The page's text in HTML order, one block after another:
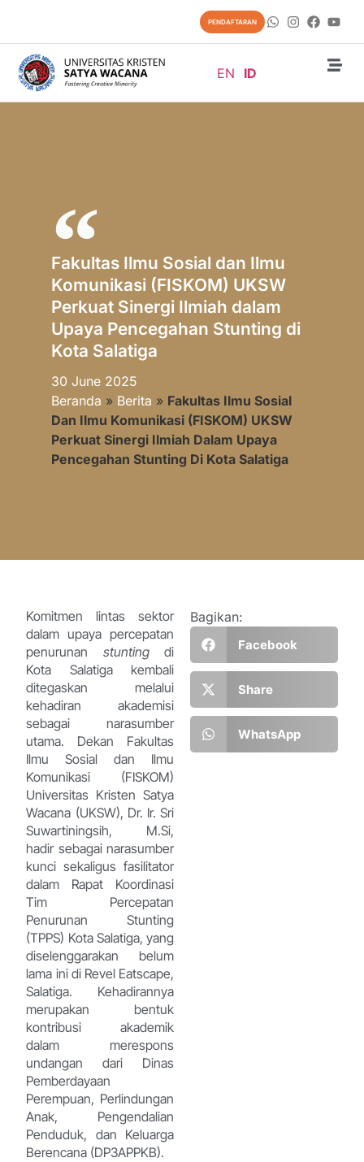
PENDAFTARAN
EN ID
Fakultas Ilmu Sosial dan Ilmu
Komunikasi (FISKOM) UKSW
Perkuat Sinergi Ilmiah dalam
Upaya Pencegahan Stunting di
Kota Salatiga
30 June 2025
Beranda » Berita » Fakultas Ilmu Sosial
Dan Ilmu Komunikasi (FISKOM) UKSW
Perkuat Sinergi Ilmiah Dalam Upaya
Pencegahan Stunting Di Kota Salatiga
Komitmen lintas sektor
dalam upaya percepatan
penurunan stuntingdi
Kota Salatiga kembali
ditegaskan melalui
kehadiran akademisi
sebagai narasumber
utama. Dekan Fakultas
Ilmu Sosial dan Ilmu
Komunikasi (FISKOM)
Universitas Kristen Satya
Wacana (UKSW), Dr. Ir. Sri
Suwartiningsih, M.Si,
hadir sebagai narasumber
kunci sekaligus fasilitator
dalam Rapat Koordinasi
Tim Percepatan
Penurunan Stunting
(TPPS) Kota Salatiga, yang
diselenggarakan belum
lama ini di Revel Eatscape,
Salatiga. Kehadirannya
merupakan bentuk
kontribusi akademik
dalam merespons
undangan dari Dinas
Pemberdayaan
Perempuan, Perlindungan
Anak, Pengendalian
Penduduk, dan Keluarga
Berencana (DP3APPKB).
Bagikan:
Facebook
Share
WhatsApp